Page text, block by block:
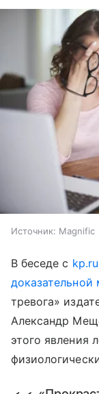
Источник: Magnific
В беседе с kp.ru
доказательной
тревога»
Александр
этого явления